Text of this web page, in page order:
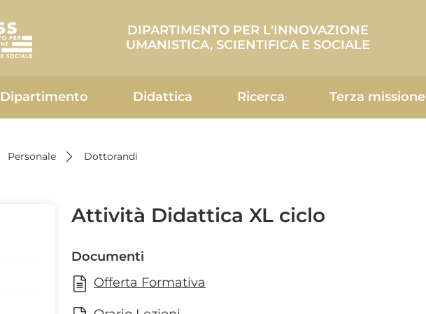
DIPARTIMENTO PER L'INNOVAZIONE
UMANISTICA, SCIENTIFICA E SOCIALE
Dipartimento Didattica Ricerca Terza missione
Personale Dottorandi
Attività Didattica XL ciclo
Documenti
Offerta Formativa